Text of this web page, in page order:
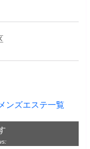
ンズエステ一覧